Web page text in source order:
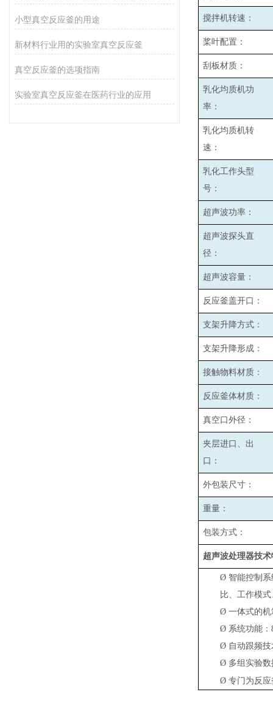
小型真空反应釜的用途
新材料行业用的实验室真空反应釜
真空反应釜的选项指南
实验室真空反应釜在医药行业的应用
搅拌机转速：
桨叶配置：
刮板材质：
乳化均质机功
率：
乳化均质机转
速：
乳化工作头型
号：
超声波功率：
超声波探头直
径：
超声波容量：
反应釜盖开口：
支架升降方式：
支架升降形成：
接触物料材质：
反应釜体材质：
真空口外径：
夹层进口、出
口：
外包装尺寸：
重量：
包装方式：
超声波处理器技术
Ø 智能控制
比、工作模
Ø 一体式的
Ø 系统功能
Ø 自动跟频
Ø 多组实验
Ø 专门为反